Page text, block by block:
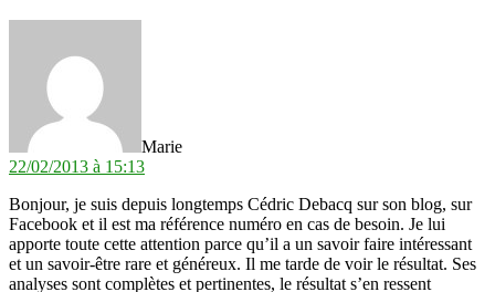
Marie
22/02/2013 à 15:13
Bonjour, je suis depuis longtemps Cédric Debacq sur son blog, sur
Facebook et il est ma référence numéro en cas de besoin. Je lui
apporte toute cette attention parce qu’il a un savoir faire intéressant
et un savoir-être rare et généreux. Il me tarde de voir le résultat. Ses
analyses sont complètes et pertinentes, le résultat s’en ressent